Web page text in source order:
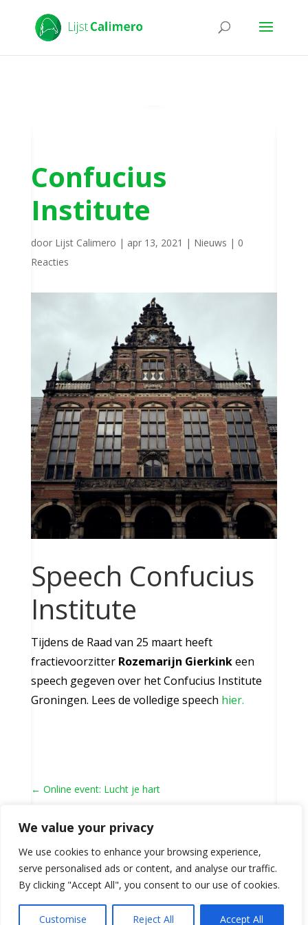
We value your privacy
We use cookies to enhance your browsing experience,
serve personalised ads or content, and analyse our traffic.
By clicking "Accept All", you consent to our use of cookies.
Customise Reject All Accept All
Confucius
Institute
door Lijst Calimero | apr 13, 2021 | Nieuws | 0
Reacties
Speech Confucius
Institute
Tijdens de Raad van 25 maart heeft
fractievoorzitter Rozemarijn Gierkinkeen
speech gegeven over het Confucius Institute
Groningen. Lees de volledige speech hier.
← Online event: Lucht je hart